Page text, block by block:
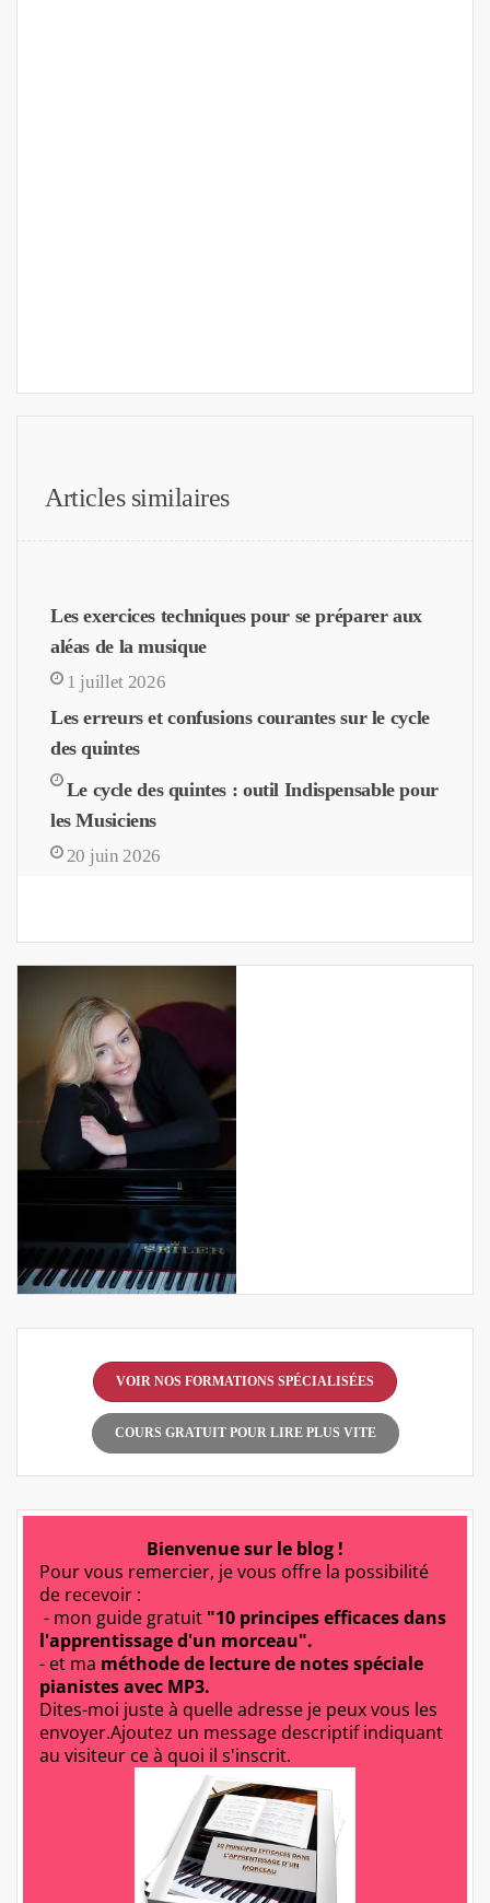
Articles similaires
Les exercices techniques pour se préparer aux
aléas de la musique
1 juillet 2026
Les erreurs et confusions courantes sur le cycle
des quintes
Le cycle des quintes : outil Indispensable pour
les Musiciens
20 juin 2026
VOIR NOS FORMATIONS SPÉCIALISÉES
COURS GRATUIT POUR LIRE PLUS VITE